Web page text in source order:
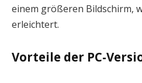
einem größeren Bildschirm,
erleichtert.
Vorteile der PC-